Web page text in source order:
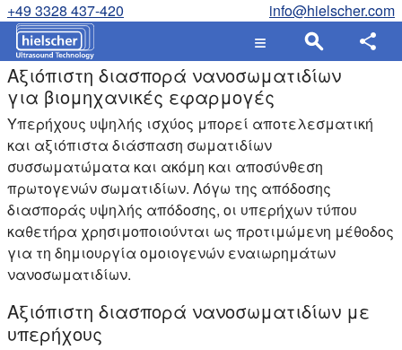
+49 3328 437-420 info@hielscher.com
Αξιόπιστη διασπορά νανοσωματιδίων
για βιομηχανικές εφαρμογές
Υπερήχους υψηλής ισχύος μπορεί αποτελεσματική
και αξιόπιστα διάσπαση σωματιδίων
συσσωματώματα και ακόμη και αποσύνθεση
πρωτογενών σωματιδίων. Λόγω της απόδοσης
διασποράς υψηλής απόδοσης, οι υπερήχων τύπου
καθετήρα χρησιμοποιούνται ως προτιμώμενη μέθοδος
για τη δημιουργία ομοιογενών εναιωρημάτων
νανοσωματιδίων.
Αξιόπιστη διασπορά νανοσωματιδίων με
υπερήχους